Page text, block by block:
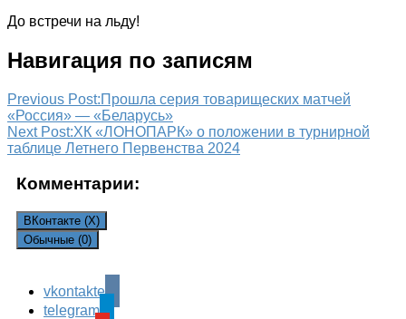
До встречи на льду!
Навигация по записям
Previous Post:Прошла серия товарищеских матчей
«Россия» — «Беларусь»
Next Post:ХК «ЛОНОПАРК» о положении в турнирной
таблице Летнего Первенства 2024
Комментарии:
ВКонтакте (X)
Обычные (0)
Leave a Reply
vkontakte
telegram